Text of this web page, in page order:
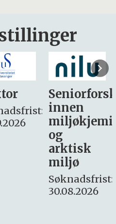
søker
– fast
Søknadsfrist:
16. august.